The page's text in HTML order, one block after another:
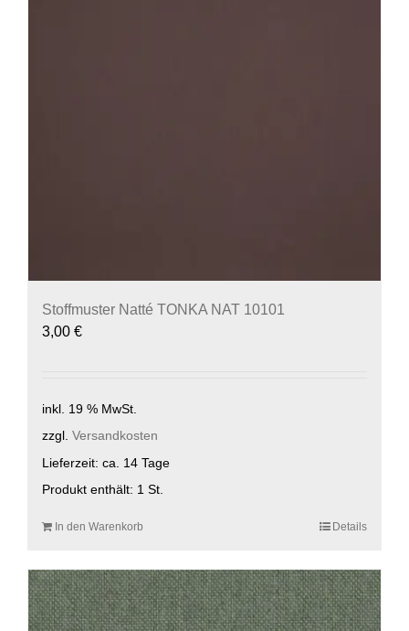
Stoffmuster Natté TONKA NAT 10101
3,00 €
inkl. 19 % MwSt.
zzgl. Versandkosten
Lieferzeit: ca. 14 Tage
Produkt enthält: 1 St.
In den Warenkorb Details